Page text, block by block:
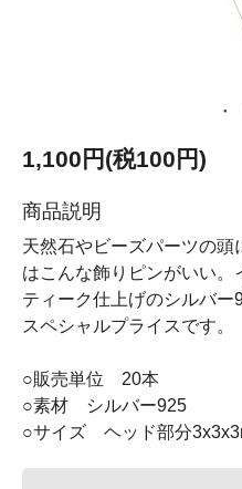
1,100円(税100円)
商品説明
天然石やビーズパーツの頭
はこんな飾りピンがいい
ティーク仕上げのシルバー
スペシャルプライスです。
○販売単位 20本
○素材 シルバー925
○サイズ ヘッド部分